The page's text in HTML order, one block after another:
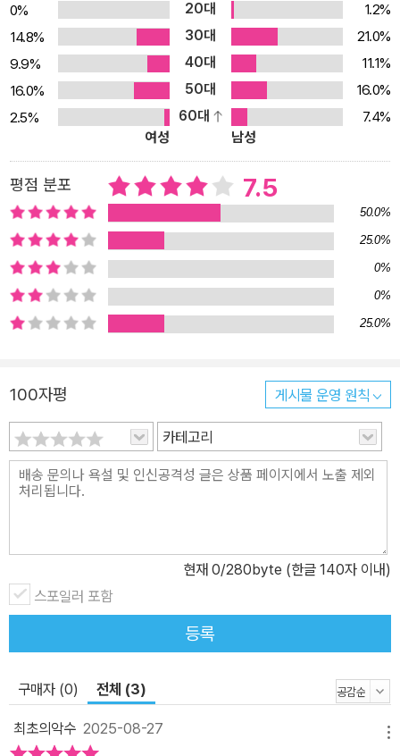
이 문제다. 여성들은 자기 자신에 대해 이렇게 생각한다. “나는 고장
나고, 매력 없고, 추해.” 이것은 문화가 주입한 생각일 뿐이다. 저자는
이 책에서 자신감과 기쁨을 주는 섹스를 알려준다. 가장 중요한 것은
성기다. 하지만 성기는 늘 은유화돼 문화적 의미가 덕지덕지 붙어 있
다. 문화적 렌즈를 빼고 생물학적 관점에서만 생식기를 바라보자. “자
기 음핵이 어디에 있는지 아는 것? 그건 힘이다.” 성기의 구조는 개인
마다 다르며 하나같이 정상이다. 저자는 “정상인 정도가 아니라 근사
하고, 놀랍고, 달콤하고, 맛있고, 빛나고, 사랑스럽고, 완벽하다”고 말
한다. 또 성적 취향, 기호, 성 정체성, 표현, 성기능(흥분, 성욕, 쾌락,
오르가슴)이 같은 사람은 한 명도 없다. 하지만 여성들은 성적으로 브
레이크를 걸도록 길들여져와 흔히 이렇게 생각한다. 나의 젖은 생식
기는 냄새 나고 아름답지 못하며 매혹적이지 않다고. 아니다. “여성의
성기는 때로 젖고, 끈적거리며, 향기롭다.” 성기와 분비물에 관해 그
을 제대로 즐기지 못하는 이들을 개선하기 위해 이중 제어 모형을 설
충동을 북돋는 반면 브레이크는 이를 제어한다. 성적 흥분의 정도는
액셀이 자극을 얼마나 많이 받아들이고 브레이크가 얼마나 느슨해지
느냐에 따라 결정된다. 우리는 흔히 성욕이 자발적인 것이라고 여기
욕을 갖고 있다. 2008년 18~81세 여성 226명을 대상으로 조사했
더니, 섹스에 관심 없거나 혹은 성 흥분 장애를 가진 여성들은 대부분
브레이크를 작동시키고 있었다. 액셀과 브레이크 중 무엇이 발달해
있는가는 선천적인 면이 크다. 다른 한편 우리 뇌는 특정 자극을 흥분
뇌와 외부 환경을 섬세하게 조절하면 성적 잠재력을 극대화할 수 있
자기 몸에 애정을 쏟아부으며, 셋째 섹스에 대한 고정관념을 버리고,
0% 20대
1.2%
14.8%
30대
21.0%
9.9%
40대
11.1%
16.0%
50대
16.0%
2.5%
60대
7.4%
여성
남성
평점 분포 7.5
50.0%
25.0%
0%
0%
25.0%
100자평 게시물 운영 원칙
카테고리
현재 0/280byte (한글 140자 이내)
스포일러 포함
등록
구매자 (0) 전체 (3)
최초의악수 2025-08-27